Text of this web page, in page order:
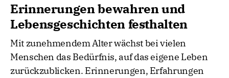
Erinnerungen bewahren und
Lebensgeschichten festhalten
Mit zunehmendem Alter wächst bei vielen
Menschen das Bedürfnis, auf das eigene Leben
zurückzublicken. Erinnerungen, Erfahrungen